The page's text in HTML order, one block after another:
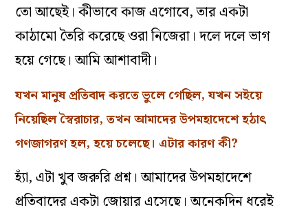
তো আছেই। কীভাবে কাজ এগোবে, তার একটা
কাঠামো তৈরি করেছে ওরা নিজেরা। দলে দলে ভাগ
হয়ে গেছে। আমি আশাবাদী।
যখন মানুষ প্রতিবাদ করতে ভুলে গেছিল, যখন সইয়ে
নিয়েছিল স্বৈরাচার, তখন আমাদের উপমহাদেশে হঠাৎ
গণজাগরণ হল, হয়ে চলেছে। এটার কারণ কী?
হ্যাঁ, এটা খুব জরুরি প্রশ্ন। আমাদের উপমহাদেশে